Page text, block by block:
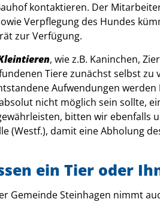
kontaktieren. Der
Verpflegung des Hundes
zur Verfügung.
, wie z.B. Kaninchen,
Tiere zunächst selbst
Aufwendungen
nicht möglich sein sollte,
bitten wir ebenfalls
(Westf.), damit eine Abholung
ein Tier oder
Gemeinde Steinhagen nimmt